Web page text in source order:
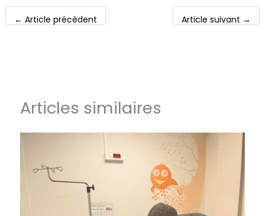
← Article précédent Article suivant →
Articles similaires